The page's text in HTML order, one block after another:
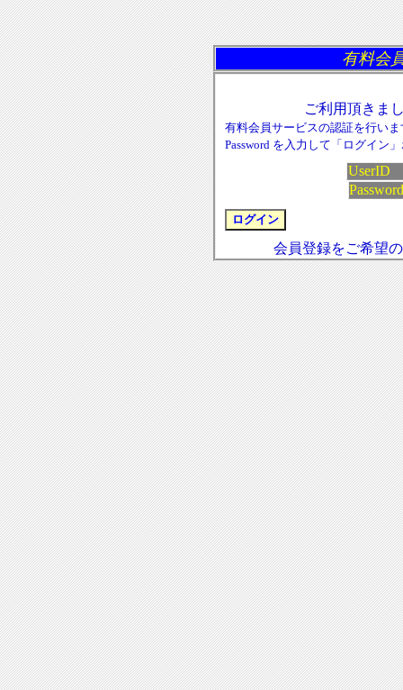
有料会
ご利用頂きま
有料会員サービスの認証を行いま
Password を入力して「ログイン
Password
会員登録をご希望